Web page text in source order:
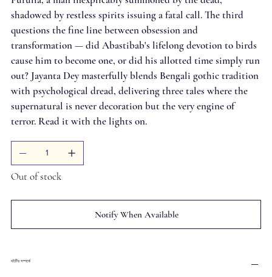
shadowed by restless spirits issuing a fatal call. The third
questions the fine line between obsession and
transformation — did Abastibab's lifelong devotion to birds
cause him to become one, or did his allotted time simply run
out? Jayanta Dey masterfully blends Bengali gothic tradition
with psychological dread, delivering three tales where the
supernatural is never decoration but the very engine of
terror. Read it with the lights on.
Out of stock
Notify When Available
বইটির সম্পর্কে